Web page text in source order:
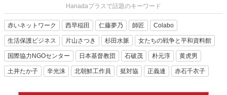
Hanadaプラスで話題のキーワード
赤いネットワーク 西早稲田 仁藤夢乃 師匠 Colabo
生活保護ビジネス 片山さつき 杉田水脈 女たちの戦争と平和資料館
国際協力NGOセンター 日本基督教団 石破茂 朴元淳 黄虎男
土井たか子 辛光洙 北朝鮮工作員 挺対協 正義連 赤石千衣子